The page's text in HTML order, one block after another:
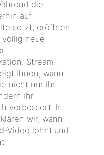
die
auf
setzt, eröffnen
neue
Stream-
Ihnen, wann
nicht nur ihr
Ihr
verbessert. In
wir, wann
Video lohnt und